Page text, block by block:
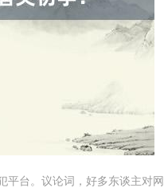
台。议论词，好多东谈主对